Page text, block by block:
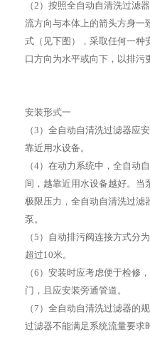
（2）按照全自动自清洗过滤
流方向与本体上的箭头方身一
式（见下图），采取任何一种
口方向为水平或向下，以排污
安装形式一
（3）全自动自清洗过滤器应
靠近用水设备。
（4）在动力系统中，全自动
间，越靠近用水设备越好。当
极限压力，全自动自清洗过滤
泵。
（5）自动排污阀连接方式分
超过10米。
（6）安装时应考虑便于检修
门，且应安装旁通管道。
（7）全自动自清洗过滤器的
过滤器不能满足系统流量要求